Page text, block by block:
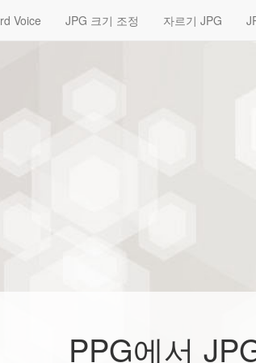
Voice JPG 크기 조정 자르기 JPG
PPG에서